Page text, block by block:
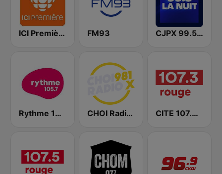
ICI Première Montréal FM93 CJPX 99.5 MTL
Rythme 105.7 FM CHOI Radio X 98.1 FM CITE 107.3 Rouge FM